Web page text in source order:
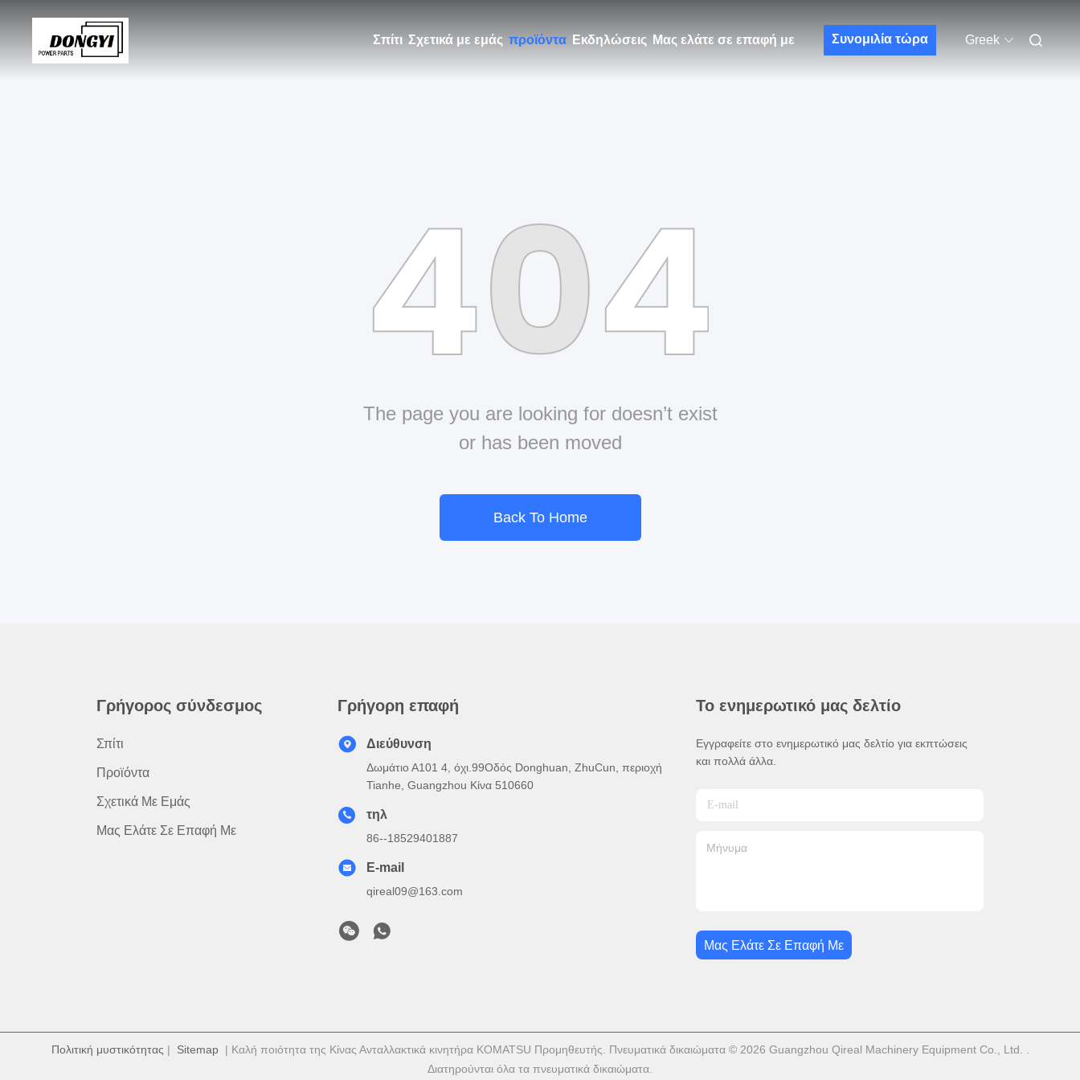
Σπίτι Σχετικά με εμάς προϊόντα Εκδηλώσεις Μας ελάτε σε επαφή με Συνομιλία τώρα Greek
The page you are looking for doesn’t exist
or has been moved
Back To Home
Γρήγορος σύνδεσμος
Σπίτι
Προϊόντα
Σχετικά Με Εμάς
Μας Ελάτε Σε Επαφή Με
Γρήγορη επαφή
Διεύθυνση
Δωμάτιο Α101 4, όχι.99Οδός Donghuan, ZhuCun, περιοχή
Tianhe, Guangzhou Κίνα 510660
τηλ
86--18529401887
E-mail
qireal09@163.com
Το ενημερωτικό μας δελτίο
Εγγραφείτε στο ενημερωτικό μας δελτίο για εκπτώσεις
και πολλά άλλα.
Μας Ελάτε Σε Επαφή Με
Πολιτική μυστικότητας | Sitemap| Καλή ποιότητα της Κίνας Ανταλλακτικά κινητήρα KOMATSU Προμηθευτής. Πνευματικά δικαιώματα © 2026 Guangzhou Qireal Machinery Equipment Co., Ltd. .
Διατηρούνται όλα τα πνευματικά δικαιώματα.